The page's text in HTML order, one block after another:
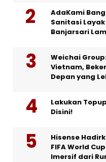
AdaKami
Sanitasi
Banjarsari
Weichai
Vietnam,
Depan yang
Lakukan
Disini!
Hisense
FIFA World
Imersif dari